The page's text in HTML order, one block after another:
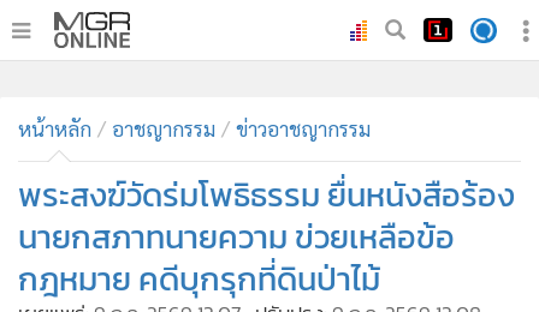
• ทันเหตุการณ์
• ภาคใต้
• ภูมิภาค
• Online Section
• บันเทิง
หน้าหลัก
พระสงฆ์วัดร่มโพธิธรรม ยื่นหนังสือร้อง
นายกสภาทนายความ ข่วยเหลือข้อ
กฎหมาย คดีบุกรุกที่ดินป่าไม้
เผยแพร่:9 ก.ค. 2569 13:07ปรับปรุง:9 ก.ค. 2569 13:08